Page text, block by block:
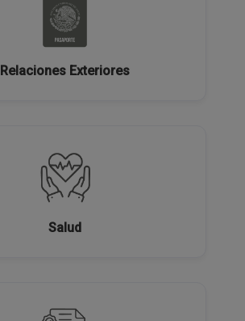
Relaciones Exteriores
Salud